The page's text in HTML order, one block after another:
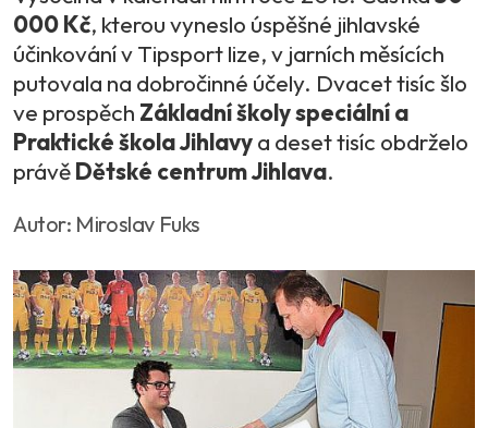
000 Kč, kterou vyneslo úspěšné jihlavské
účinkování v Tipsport lize, v jarních měsících
putovala na dobročinné účely. Dvacet tisíc šlo
ve prospěch Základní školy speciální a
Praktické škola Jihlavya deset tisíc obdrželo
právěDětské centrum Jihlava.
Autor: Miroslav Fuks